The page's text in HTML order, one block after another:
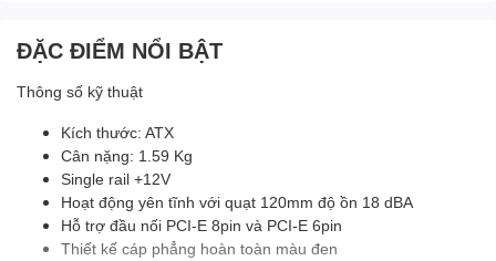
ĐẶC ĐIỂM NỔI BẬT
Thông số kỹ thuật
Kích thước: ATX
Cân nặng: 1.59 Kg
Single rail +12V
Hoạt động yên tĩnh với quạt 120mm độ ồn 18 dBA
Hỗ trợ đầu nối PCI-E 8pin và PCI-E 6pin
Thiết kế cáp phẳng hoàn toàn màu đen